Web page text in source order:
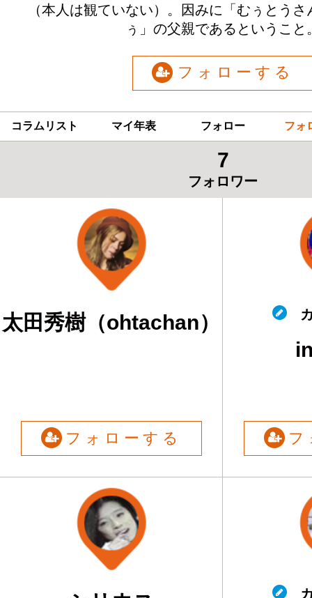
（本人は観ていない）。因みに「むぅとう
ぅ」の父親であるということ
フォローする
コラムリスト マイ年表 フォロー フォ
7
フォロワー
太田秀樹（ohtachan）
フォローする